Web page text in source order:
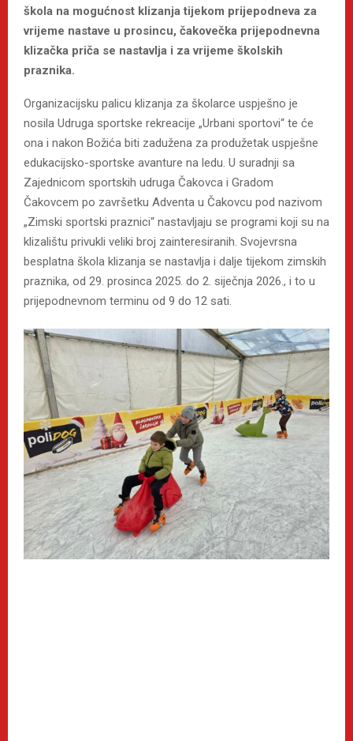
škola na mogućnost klizanja tijekom prijepodneva za
vrijeme nastave u prosincu, čakovečka prijepodnevna
klizačka priča se nastavlja i za vrijeme školskih
praznika.
Organizacijsku palicu klizanja za školarce uspješno je
nosila Udruga sportske rekreacije „Urbani sportovi“ te će
ona i nakon Božića biti zadužena za produžetak uspješne
edukacijsko-sportske avanture na ledu. U suradnji sa
Zajednicom sportskih udruga Čakovca i Gradom
Čakovcem po završetku Adventa u Čakovcu pod nazivom
„Zimski sportski praznici“ nastavljaju se programi koji su na
klizalištu privukli veliki broj zainteresiranih. Svojevrsna
besplatna škola klizanja se nastavlja i dalje tijekom zimskih
praznika, od 29. prosinca 2025. do 2. siječnja 2026., i to u
prijepodnevnom terminu od 9 do 12 sati.